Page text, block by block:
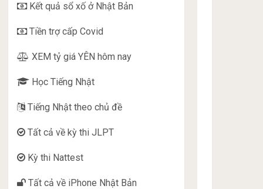
Kết quả sổ xố ở Nhật Bản
Tiền trợ cấp Covid
XEM tỷ giá YÊN hôm nay
Học Tiếng Nhật
Tiếng Nhật theo chủ đề
Tất cả về kỳ thi JLPT
Kỳ thi Nattest
Tất cả về iPhone Nhật Bản